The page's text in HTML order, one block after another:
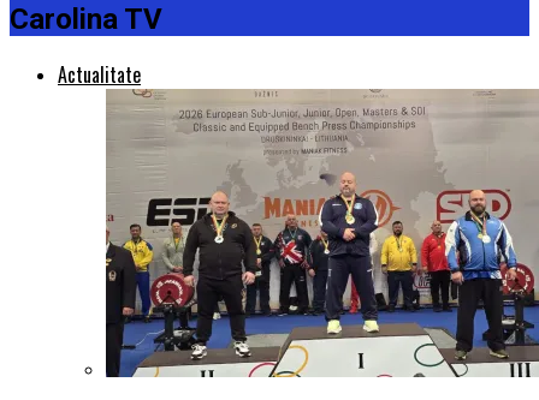
Carolina TV
Actualitate